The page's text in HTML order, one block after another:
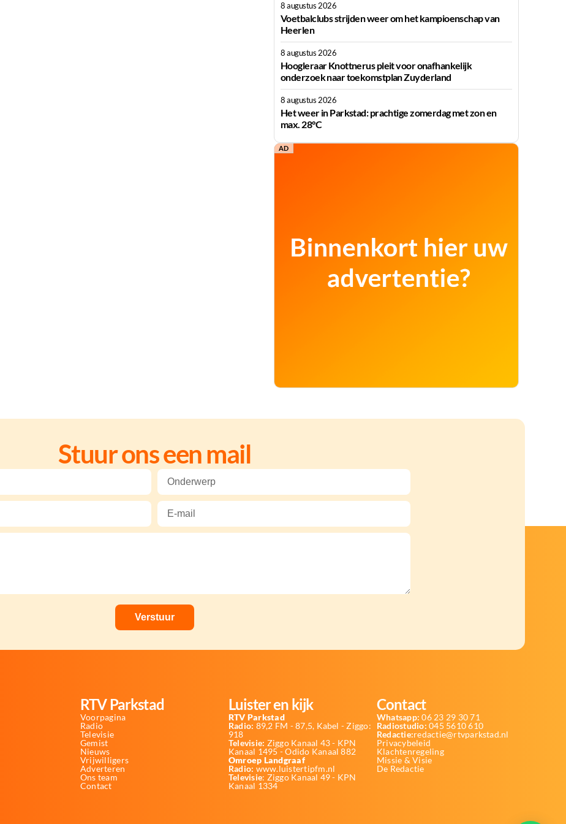
8 augustus 2026
Voetbalclubs strijden weer om het kampioenschap van
Heerlen
8 augustus 2026
Hoogleraar Knottnerus pleit voor onafhankelijk
onderzoek naar toekomstplan Zuyderland
8 augustus 2026
Het weer in Parkstad: prachtige zomerdag met zon en
max. 28°C
AD
Stuur ons een mail
RTV Parkstad
Voorpagina
Radio
Televisie
Gemist
Nieuws
Vrijwilligers
Adverteren
Ons team
Contact
Luister en kijk
RTV Parkstad
Radio: 89,2 FM - 87,5, Kabel - Ziggo:
918
Televisie: Ziggo Kanaal 43 - KPN
Kanaal 1495 - Odido Kanaal 882
Omroep Landgraaf
Radio: www.luistertipfm.nl
Televisie: Ziggo Kanaal 49 - KPN
Kanaal 1334
Contact
Whatsapp: 06 23 29 30 71
Radiostudio: 045 5610 610
Redactie:redactie@rtvparkstad.nl
Privacybeleid
Klachtenregeling
Missie & Visie
De Redactie